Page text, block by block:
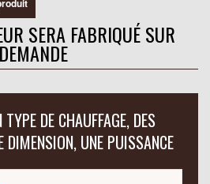
SERA FABRIQUÉ SUR
DEMANDE
DE CHAUFFAGE, DES
DIMENSION, UNE PUISSANCE